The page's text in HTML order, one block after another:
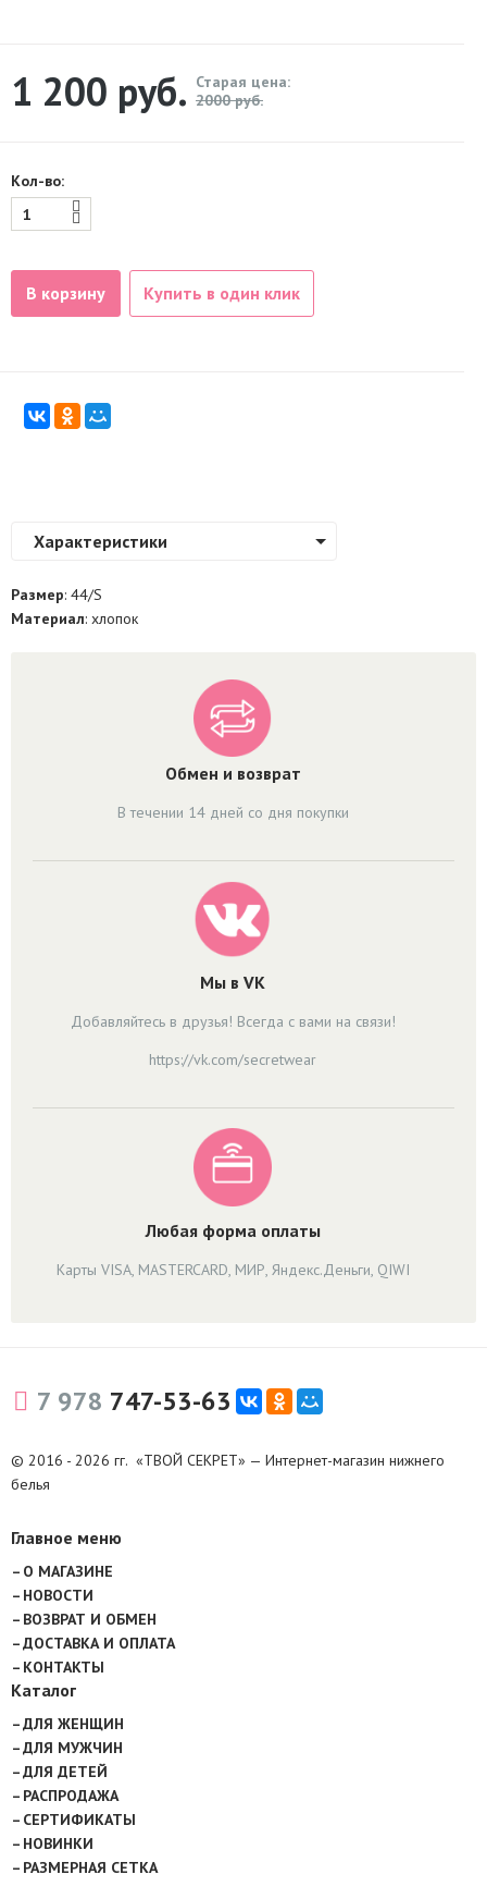
1 200 руб. Старая цена:
2000 руб.
Кол-во:
В корзину Купить в один клик
Обмен и возврат
В течении 14 дней со дня покупки
Мы в VK
Добавляйтесь в друзья! Всегда с вами на связи!
https://vk.com/secretwear
Любая форма оплаты
Карты VISA, MASTERCARD, МИР, Яндекс.Деньги, QIWI
Характеристики
Размер: 44/S
Материал: хлопок
7 978 747-53-63
© 2016 - 2026 гг. «ТВОЙ СЕКРЕТ» — Интернет-магазин нижнего
белья
Главное меню
О МАГАЗИНЕ
НОВОСТИ
ВОЗВРАТ И ОБМЕН
ДОСТАВКА И ОПЛАТА
КОНТАКТЫ
Каталог
ДЛЯ ЖЕНЩИН
ДЛЯ МУЖЧИН
ДЛЯ ДЕТЕЙ
РАСПРОДАЖА
СЕРТИФИКАТЫ
НОВИНКИ
РАЗМЕРНАЯ СЕТКА